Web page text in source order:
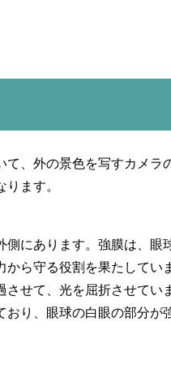
、外の景色を写すカメラ
ます。
にあります。強膜は、眼
から守る役割を果たしてい
させて、光を屈折させてい
おり、眼球の白眼の部分が